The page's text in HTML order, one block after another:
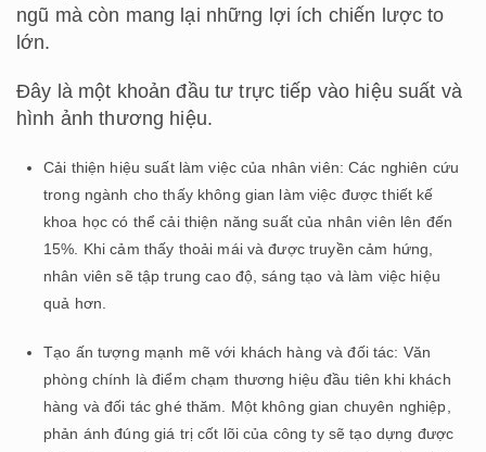
ngũ mà còn mang lại những lợi ích chiến lược to
lớn.
Đây là một khoản đầu tư trực tiếp vào hiệu suất và
hình ảnh thương hiệu.
Cải thiện hiệu suất làm việc của nhân viên: Các nghiên cứu
trong ngành cho thấy không gian làm việc được thiết kế
khoa học có thể cải thiện năng suất của nhân viên lên đến
15%. Khi cảm thấy thoải mái và được truyền cảm hứng,
nhân viên sẽ tập trung cao độ, sáng tạo và làm việc hiệu
quả hơn.
Tạo ấn tượng mạnh mẽ với khách hàng và đối tác: Văn
phòng chính là điểm chạm thương hiệu đầu tiên khi khách
hàng và đối tác ghé thăm. Một không gian chuyên nghiệp,
phản ánh đúng giá trị cốt lõi của công ty sẽ tạo dựng được